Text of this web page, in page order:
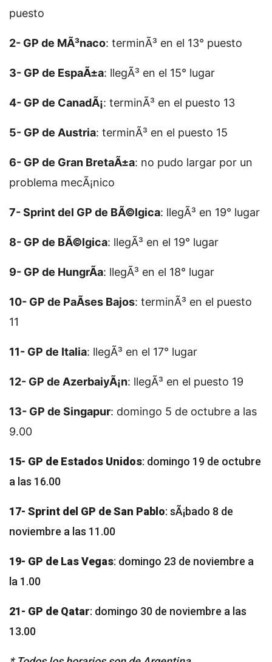
puesto
2- GP de MÃ³naco: terminÃ³ en el 13° puesto
3- GP de EspaÃ±a: llegÃ³ en el 15° lugar
4- GP de CanadÃ¡: terminÃ³ en el puesto 13
5- GP de Austria: terminÃ³ en el puesto 15
6- GP de Gran BretaÃ±a: no pudo largar por un
problema mecÃ¡nico
7- Sprint del GP de BÃ©lgica: llegÃ³ en 19° lugar
8- GP de BÃ©lgica: llegÃ³ en el 19° lugar
9- GP de HungrÃ­a: llegÃ³ en el 18° lugar
10- GP de PaÃ­ses Bajos: terminÃ³ en el puesto
11
11- GP de Italia: llegÃ³ en el 17° lugar
12- GP de AzerbaiyÃ¡n: llegÃ³ en el puesto 19
13- GP de Singapur: domingo 5 de octubre a las
9.00
15- GP de Estados Unidos: domingo 19 de octubre
a las 16.00
17- Sprint del GP de San Pablo: sÃ¡bado 8 de
noviembre a las 11.00
19- GP de Las Vegas: domingo 23 de noviembre a
la 1.00
21- GP de Qatar: domingo 30 de noviembre a las
13.00